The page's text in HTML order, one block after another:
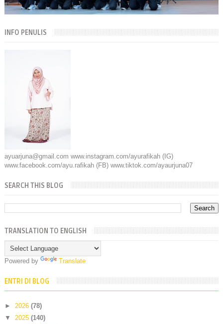
INFO PENULIS
ayuarjuna@gmail.com www.instagram.com/ayurafikah (IG)
www.facebook.com/ayu.rafikah (FB) www.tiktok.com/ayaurjuna07
SEARCH THIS BLOG
TRANSLATION TO ENGLISH
Powered by Translate
ENTRI DI BLOG
► 2026 (78)
▼ 2025 (140)